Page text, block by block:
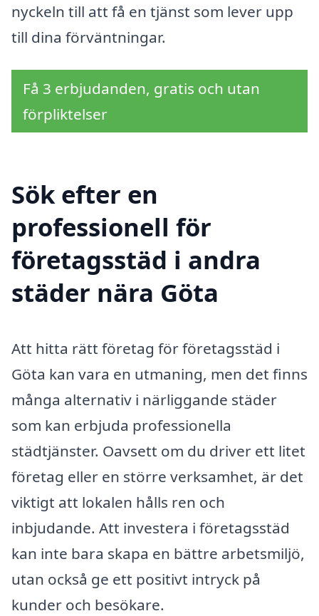
nyckeln till att få en tjänst som lever upp
till dina förväntningar.
Få 3 erbjudanden, gratis och utan
förpliktelser
Sök efter en
professionell för
företagsstäd i andra
städer nära Göta
Att hitta rätt företag för företagsstäd i
Göta kan vara en utmaning, men det finns
många alternativ i närliggande städer
som kan erbjuda professionella
städtjänster. Oavsett om du driver ett litet
företag eller en större verksamhet, är det
viktigt att lokalen hålls ren och
inbjudande. Att investera i företagsstäd
kan inte bara skapa en bättre arbetsmiljö,
utan också ge ett positivt intryck på
kunder och besökare.